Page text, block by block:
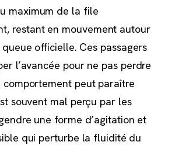
maximum de la file
restant en mouvement autour
officielle. Ces passagers
l’avancée pour ne pas perdre
comportement peut paraître
souvent mal perçu par les
une forme d’agitation et
qui perturbe la fluidité du